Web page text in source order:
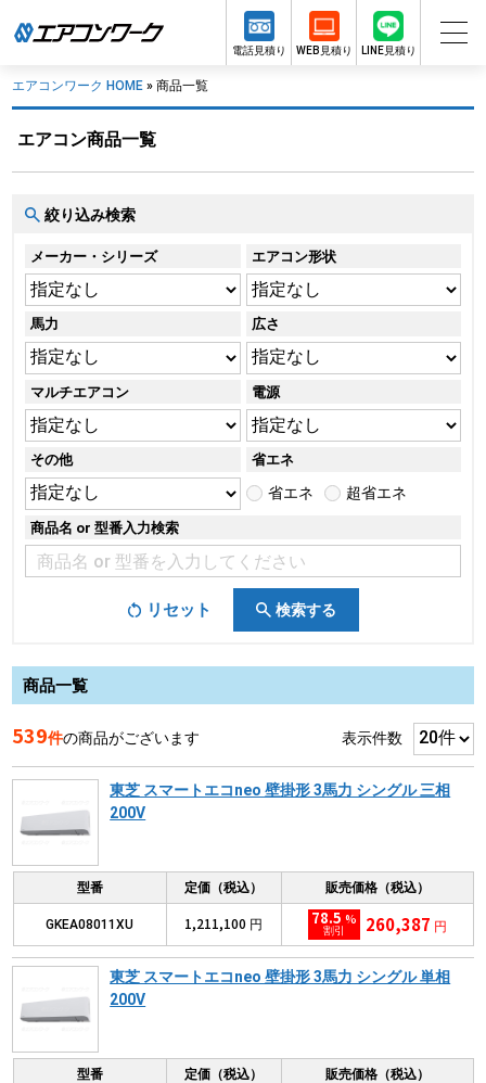
電話見積り WEB見積り LINE見積り
エアコンワーク HOME » 商品一覧
エアコン商品一覧
絞り込み検索
メーカー・シリーズ エアコン形状
馬力 広さ
マルチエアコン 電源
その他 省エネ
省エネ 超省エネ
商品名 or 型番入力検索
リセット 検索する
商品一覧
539件の商品がございます 表示件数
東芝 スマートエコneo 壁掛形 3馬力 シングル 三相
200V
型番 定価（税込） 販売価格（税込）
GKEA08011XU 1,211,100 円 78.5 %
割引 260,387 円
東芝 スマートエコneo 壁掛形 3馬力 シングル 単相
200V
型番 定価（税込） 販売価格（税込）